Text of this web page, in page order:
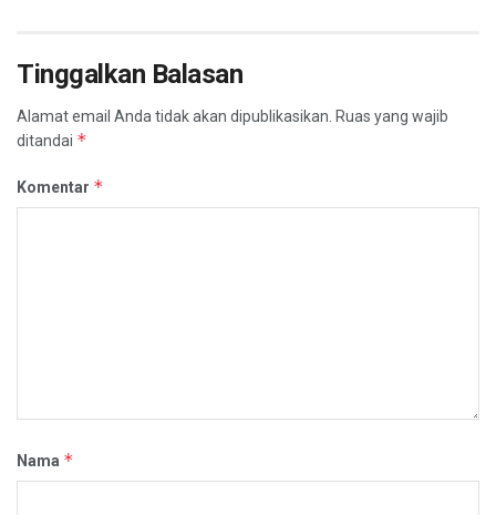
Tinggalkan Balasan
Alamat email Anda tidak akan dipublikasikan. Ruas yang wajib
ditandai *
Komentar *
Nama *